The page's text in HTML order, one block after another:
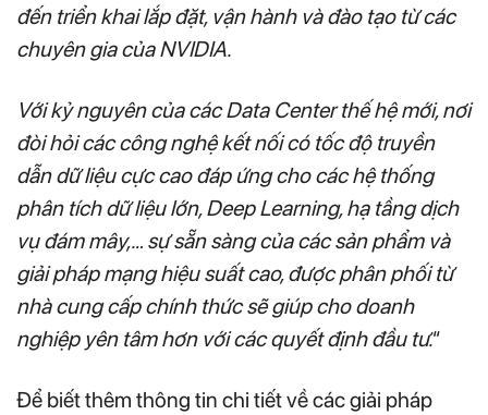
đến triển khai lắp đặt, vận hành và đào tạo từ các
chuyên gia của NVIDIA.
Với kỷ nguyên của các Data Center thế hệ mới, nơi
đòi hỏi các công nghệ kết nối có tốc độ truyền
dẫn dữ liệu cực cao đáp ứng cho các hệ thống
phân tích dữ liệu lớn, Deep Learning, hạ tầng dịch
vụ đám mây,… sự sẵn sàng của các sản phẩm và
giải pháp mạng hiệu suất cao, được phân phối từ
nhà cung cấp chính thức sẽ giúp cho doanh
nghiệp yên tâm hơn với các quyết định đầu tư.“
Để biết thêm thông tin chi tiết về các giải pháp